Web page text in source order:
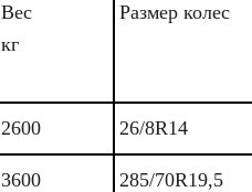
Вес
кг
Размер колес
2600 26/8R14
3600 285/70R19,5